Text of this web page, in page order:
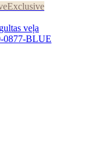
Exclusive
veļa
0877-BLUE